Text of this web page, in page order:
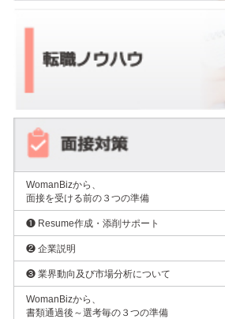
WomanBizから、
面接を受ける前の３つの準備
❶ Resume作成・添削サポート
❷ 企業説明
❸ 業界動向及び市場分析について
WomanBizから、
書類通過後～選考毎の３つの準備